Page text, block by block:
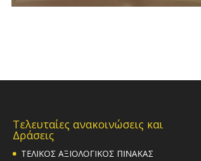
Τελευταίες ανακοινώσεις και
Δράσεις
ΤΕΛΙΚΟΣ ΑΞΙΟΛΟΓΙΚΟΣ ΠΙΝΑΚΑΣ